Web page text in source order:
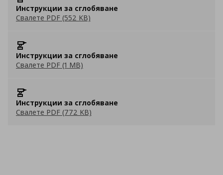
Инструкции за сглобяване
Свалете PDF (552 KB)
Инструкции за сглобяване
Свалете PDF (1 MB)
Инструкции за сглобяване
Свалете PDF (772 KB)